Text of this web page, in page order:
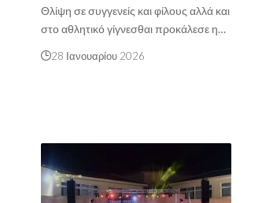
Θλίψη σε συγγενείς και φίλους αλλά και
στο αθλητικό γίγνεσθαι προκάλεσε η…
28 Ιανουαρίου 2026